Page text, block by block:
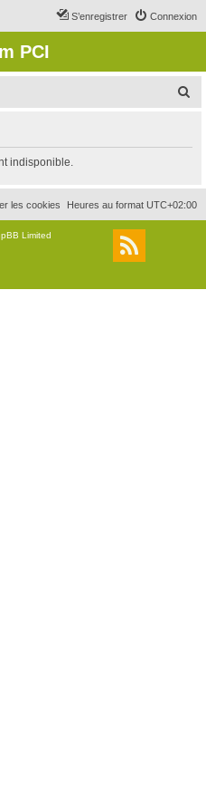
Connexion
S’enregistrer
PCI
r
c
r
indisponible.
Heures au format UTC+02:00
les cookies
Limited